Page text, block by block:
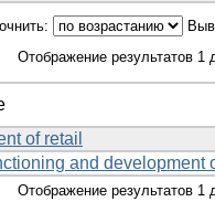
Отображение результатов 1
of retail
and development
Отображение результатов 1